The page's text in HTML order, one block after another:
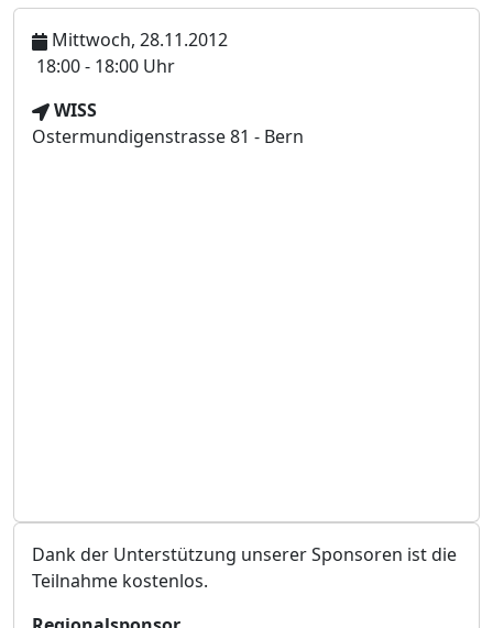
Mittwoch, 28.11.2012
U
r
z
18:00 - 18:00 Uhr
V
e
t
WISS
Ostermundigenstrasse 81 - Bern
Dank der Unterstützung unserer Sponsoren ist die
Teilnahme kostenlos.